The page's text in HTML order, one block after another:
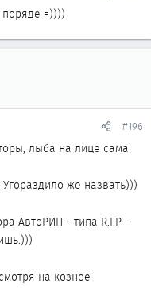
=))))
#196
лыба на лице сама
же назвать)))
АвтоРИП - типа R.I.P -
на козное